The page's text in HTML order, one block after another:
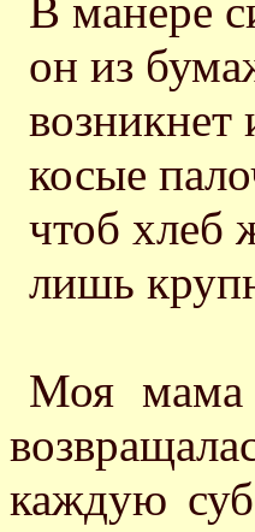
В манере
он из
возникнет
косые
чтоб хлеб
лишь
Моя мама
каждую